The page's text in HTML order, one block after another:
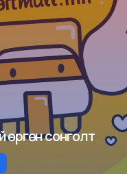
өргөн сонголт